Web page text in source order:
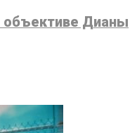
объективе Дианы